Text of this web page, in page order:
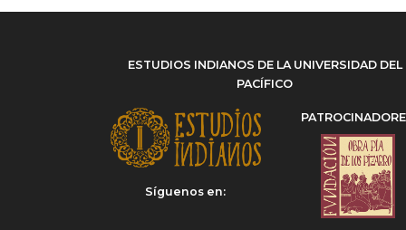
ESTUDIOS INDIANOS DE LA UNIVERSIDAD DEL
PACÍFICO
Síguenos en: